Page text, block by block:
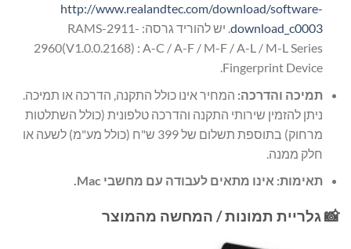
http://www.realandtec.com/download/software-
download_c0003
. יש להוריד גרסה: RAMS-2911-
2960(V1.0.0.2168) : A-C / A-F / M-F / A-L / M-L Series
Fingerprint Device.
תמיכה והדרכה: המחיר אינו כולל התקנה, הדרכה או תמיכה.
ניתן להזמין שירותי התקנה והדרכה טלפונית (כולל השתלטות
מרחוק) בתוספת תשלום של 399 ש"ח (כולל מע"מ) לשעה או
חלק ממנה.
תאימות: אינו מתאים לעבודה עם מחשבי Mac.
📸 גלריית תמונות / המחשה מהמוצר